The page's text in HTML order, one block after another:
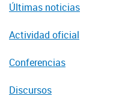
Últimas noticias
Actividad oficial
Conferencias
Discursos